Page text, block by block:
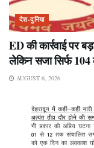
देश-दुनिया
ED की कार्रवाई पर
लेकिन सजा सिर्फ 104
AUGUST 6, 2026